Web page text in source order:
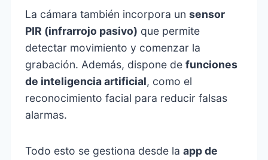
La cámara también incorpora unsensor
PIR (infrarrojo pasivo) que permite
detectar movimiento y comenzar la
grabación. Además, dispone defunciones
de inteligencia artificial, como el
reconocimiento facial para reducir falsas
alarmas.
Todo esto se gestiona desde laapp de